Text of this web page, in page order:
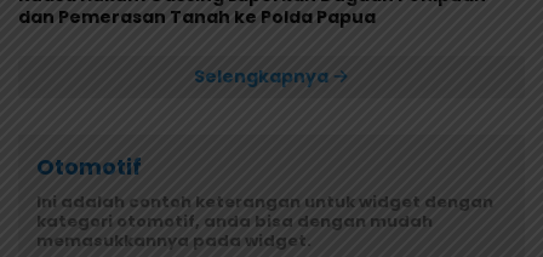
dan Pemerasan Tanah ke Polda Papua
Selengkapnya
Otomotif
Ini adalah contoh keterangan untuk widget dengan
kategori otomotif, anda bisa dengan mudah
memasukkannya pada widget.